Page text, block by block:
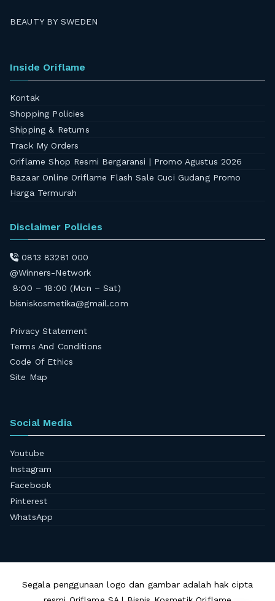
BEAUTY BY SWEDEN
Inside Oriflame
Kontak
Shopping Policies
Shipping & Returns
Track My Orders
Oriflame Shop Resmi Bergaransi | Promo Agustus 2026
Bazaar Online Oriflame Flash Sale Cuci Gudang Promo
Harga Termurah
Disclaimer Policies
0813 83281 000
@Winners-Network
8:00 – 18:00 (Mon – Sat)
bisniskosmetika@gmail.com
Privacy Statement
Terms And Conditions
Code Of Ethics
Site Map
Social Media
Youtube
Instagram
Facebook
Pinterest
WhatsApp
Segala penggunaan logo dan gambar adalah hak cipta